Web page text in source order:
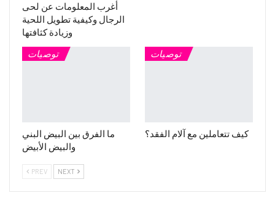
أغرب المعلومات عن لحى
الرجال وكيفية تطويل اللحية
وزيادة كثافتها
توصيات
ما الفرق بين البيض البني
والبيض الأبيض
توصيات
كيف تتعاملين مع آلام الفقد؟
PREV NEXT